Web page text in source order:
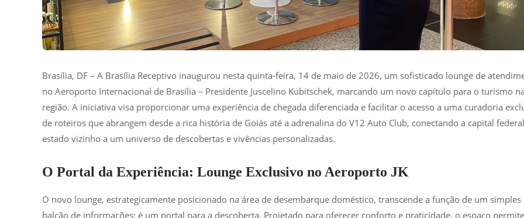
Brasília, DF – A Brasília Receptivo inaugurou nesta quinta-feira, 14 de maio de 2026, um sofisticado lounge de
no Aeroporto Internacional de Brasília – Presidente Juscelino Kubitschek, marcando um novo capítulo para o turismo
região. A iniciativa visa proporcionar uma experiência de chegada diferenciada e facilitar o acesso a uma curadoria
de roteiros que abrangem desde a rica história de Goiás até a adrenalina do V12 Auto Club, conectando a capital
estado vizinho a um universo de descobertas e vivências personalizadas.
O Portal da Experiência: Lounge Exclusivo no Aeroporto JK
O novo lounge, estrategicamente posicionado na área de desembarque doméstico, transcende a função de um simples
balcão de informações; é um portal para a descoberta. Projetado para oferecer conforto e praticidade, o espaço